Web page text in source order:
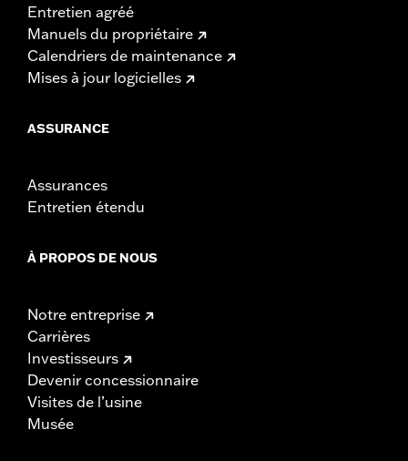
Entretien agréé
Manuels du propriétaire
Calendriers de maintenance
Mises à jour logicielles
ASSURANCE
Assurances
Entretien étendu
À PROPOS DE NOUS
Notre entreprise
Carrières
Investisseurs
Devenir concessionnaire
Visites de l’usine
Musée